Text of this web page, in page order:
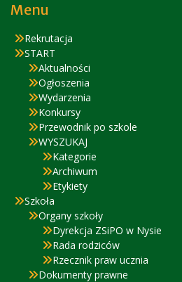
Menu
Rekrutacja
START
Aktualności
Ogłoszenia
Wydarzenia
Konkursy
Przewodnik po szkole
WYSZUKAJ
Kategorie
Archiwum
Etykiety
Szkoła
Organy szkoły
Dyrekcja ZSiPO w Nysie
Rada rodziców
Rzecznik praw ucznia
Dokumenty prawne